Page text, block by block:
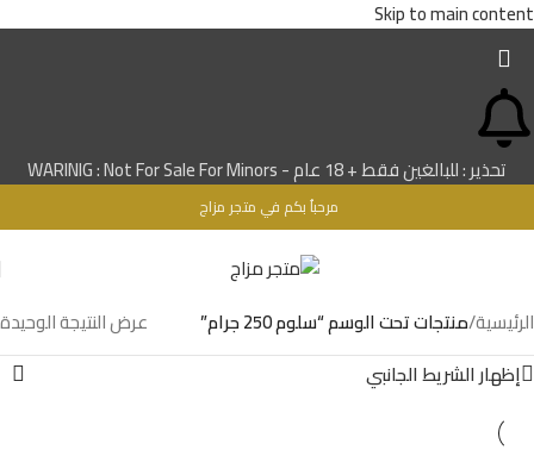
Skip to main content
تحذير : للبالغين فقط + 18 عام - WARINIG : Not For Sale For Minors
مرحباُ بكم في متجر مزاج
الرئيسية/منتجات تحت الوسم “سلوم 250 جرام”
عرض النتيجة الوحيدة
إظهار الشريط الجانبي